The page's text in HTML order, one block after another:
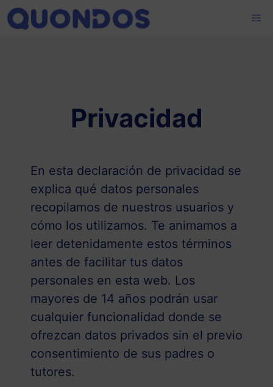
Saltar
al
Privacidad
En esta declaración de privacidad se
explica qué datos personales
recopilamos de nuestros usuarios y
cómo los utilizamos. Te animamos a
leer detenidamente estos términos
antes de facilitar tus datos
personales en esta web. Los
mayores de 14 años podrán usar
cualquier funcionalidad donde se
ofrezcan datos privados sin el previo
consentimiento de sus padres o
tutores.